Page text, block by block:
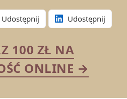
Udostępnij Udostępnij
100 ZŁ NA
ONLINE →